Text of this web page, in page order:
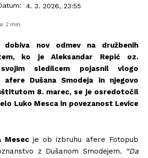
4. 3. 2026, 23:55
2 min.
dobiva nov odmev na družbenih
ko je Aleksandar Repić oz.
svojim sledilcem pojasnil vlogo
Dušana Smodeja in njegovo
8. marec, se je osredotočil
Luko Mesca in povezanost Levice
Mesecje ob izbruhu afere Fotopub
z Dušanom Smodejem.
“Da